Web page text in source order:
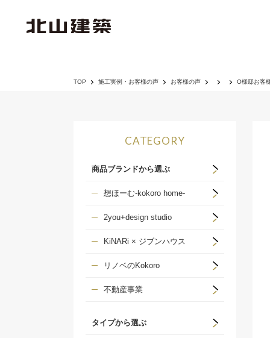
TOP 施工実例・お客様の声 お客様の声 O様邸お客
CATEGORY
商品ブランドから選ぶ
想ほーむ-kokoro home-
2you+design studio
KiNARi × ジブンハウス
リノベのKokoro
不動産事業
タイプから選ぶ